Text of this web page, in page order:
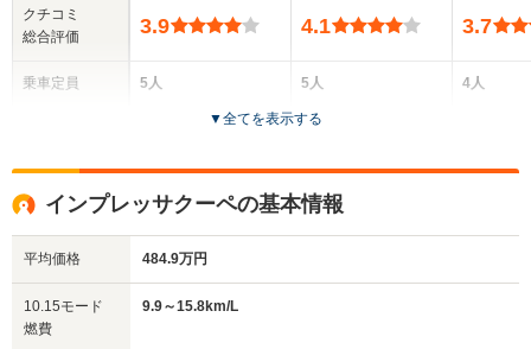
クチコミ
総合評価
乗車定員
サイズ
(全長x全幅x全高)
3.9
5人
1.46m
全幅
1.7m
4.1
5人
4ドア
3.7
4人
▼全てを表示する
インプレッサクーペの基本情報
平均価格 484.9万円
10.15モード
燃費
9.9～15.8km/L